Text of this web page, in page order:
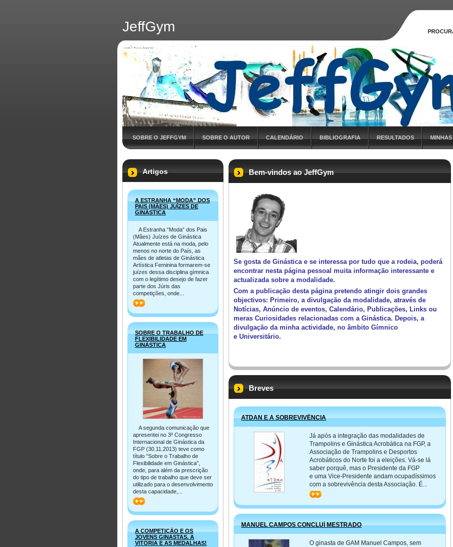
JeffGym
SOBRE O JEFFGYM SOBRE O AUTOR CALENDÁRIO BIBLIOGRAFIA RESULTADOS
COMENTÁRIOS
Bem-vindos ao JeffGym
Se gosta de Ginástica e se interessa por tudo que a rodeia, poderá
encontrar nesta página pessoal muita informação interessante e
actualizada sobre a modalidade.
Com a publicação desta página pretendo atingir dois grandes
objectivos: Primeiro, a divulgação da modalidade, através de
Notícias, Anúncio de eventos, Calendário, Publicações, Links ou
meras Curiosidades relacionadas com a Ginástica. Depois, a
divulgação da minha actividade, no âmbito Gímnico
e Universitário.
Breves
ATDAN E A SOBREVIVÊNCIA
Já após a integração das modalidades de
Trampolins e Ginástica Acrobática na FGP, a
Associação de Trampolins e Desportos
Acrobáticos do Norte foi a eleições. Vá-se lá
saber porquê, mas o Presidente da FGP
e uma Vice-Presidente andam ocupadíssimos
com a sobrevivência desta Associação. É...
>>
MANUEL CAMPOS CONCLUÍ MESTRADO
O ginasta de GAM Manuel Campos, sem
Artigos
A ESTRANHA “MODA” DOS
PAIS (MÃES) JUÍZES DE
GINÁSTICA
A Estranha “Moda” dos Pais
(Mães) Juízes de Ginástica
Atualmente está na moda, pelo
menos no norte do País, as
mães de atletas de Ginástica
Artística Feminina formarem-se
juízes dessa disciplina gímnica
com o legítimo desejo de fazer
parte dos Júris das
competições, onde...
>>
SOBRE O TRABALHO DE
FLEXIBILIDADE EM
GINÁSTICA
A segunda comunicação que
apresentei no 3º Congresso
Internacional de Ginástica da
FGP (30.11.2013) teve como
título “Sobre o Trabalho de
Flexibilidade em Ginástica”,
onde, para além da prescrição
do tipo de trabalho que deve ser
utilizado para o desenvolvimento
desta capacidade,...
>>
A COMPETIÇÃO E OS
JOVENS GINASTAS. A
VITÓRIA E AS MEDALHAS!